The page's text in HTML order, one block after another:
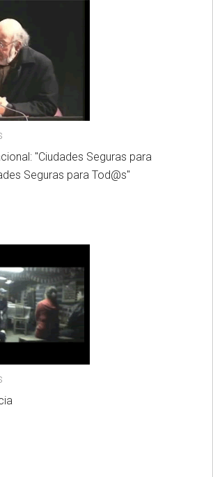
"Ciudades Seguras para
Seguras para Tod@s"